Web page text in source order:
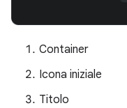
Container
Icona iniziale
Titolo